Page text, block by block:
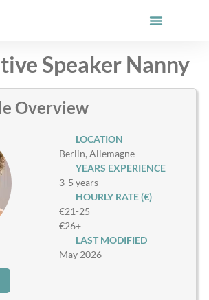
Speaker Nanny
Overview
LOCATION
Berlin, Allemagne
YEARS EXPERIENCE
3-5 years
HOURLY RATE (€)
€21-25
€26+
LAST MODIFIED
May 2026